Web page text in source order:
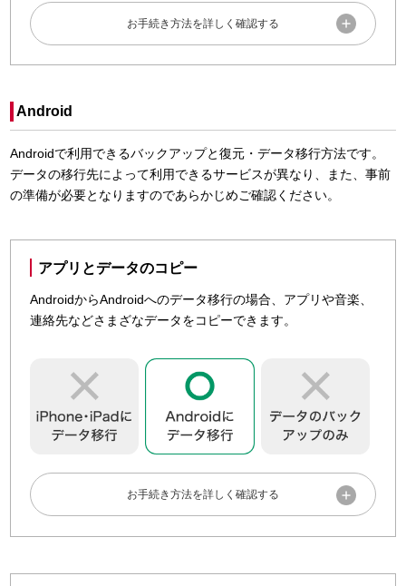
iCloudのバックアップ方法について実際の操作手順を動画で
確認したい方は「さわれる動画deサポート
」から該当機
種や「バックアップ」を選択してご確認ください。
当日スムーズにデータのバックアップを行うため、ご来店前
にアカウント情報の確認やアプリのインストールにご協力く
ださい。
dアカウントのID／パスワードのご確認をお願いいたしま
Apple Account／パスワードのご確認をお願いいたしま
Apple Account／Apple Accountのパスワードを忘れた
ご来店をお待ちしています
ドコモショップ／d gardenを
検索
Android
Androidで利用できるバックアップと復元・データ移行方法です。
データの移行先によって利用できるサービスが異なり、また、事前
の準備が必要となりますのであらかじめご確認ください。
アプリとデータのコピー
AndroidからAndroidへのデータ移行の場合、アプリや音楽、
連絡先などさまざなデータをコピーできます。